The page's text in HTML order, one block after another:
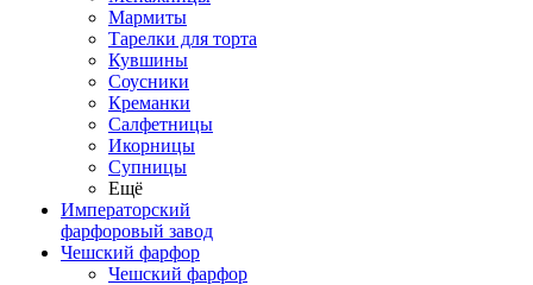
Мармиты
Тарелки для торта
Кувшины
Соусники
Креманки
Салфетницы
Икорницы
Супницы
Ещё
Императорский
фарфоровый завод
Чешский фарфор
Чешский фарфор